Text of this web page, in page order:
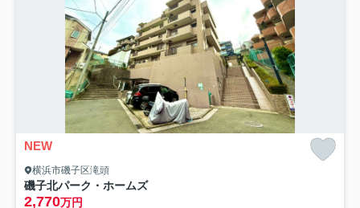
NEW
横浜市磯子区滝頭
磯子北パーク・ホームズ
2,770万円